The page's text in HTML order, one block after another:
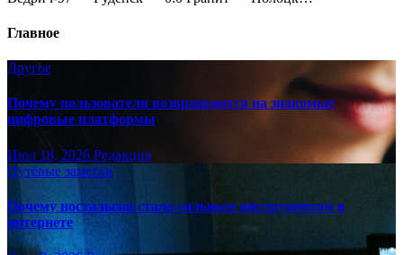
Главное
Другое
Почему пользователи возвращаются на знакомые
цифровые платформы
Июл 18, 2026 Редакция
Путёвые заметки
Почему ностальгия стала сильным инструментом в
интернете